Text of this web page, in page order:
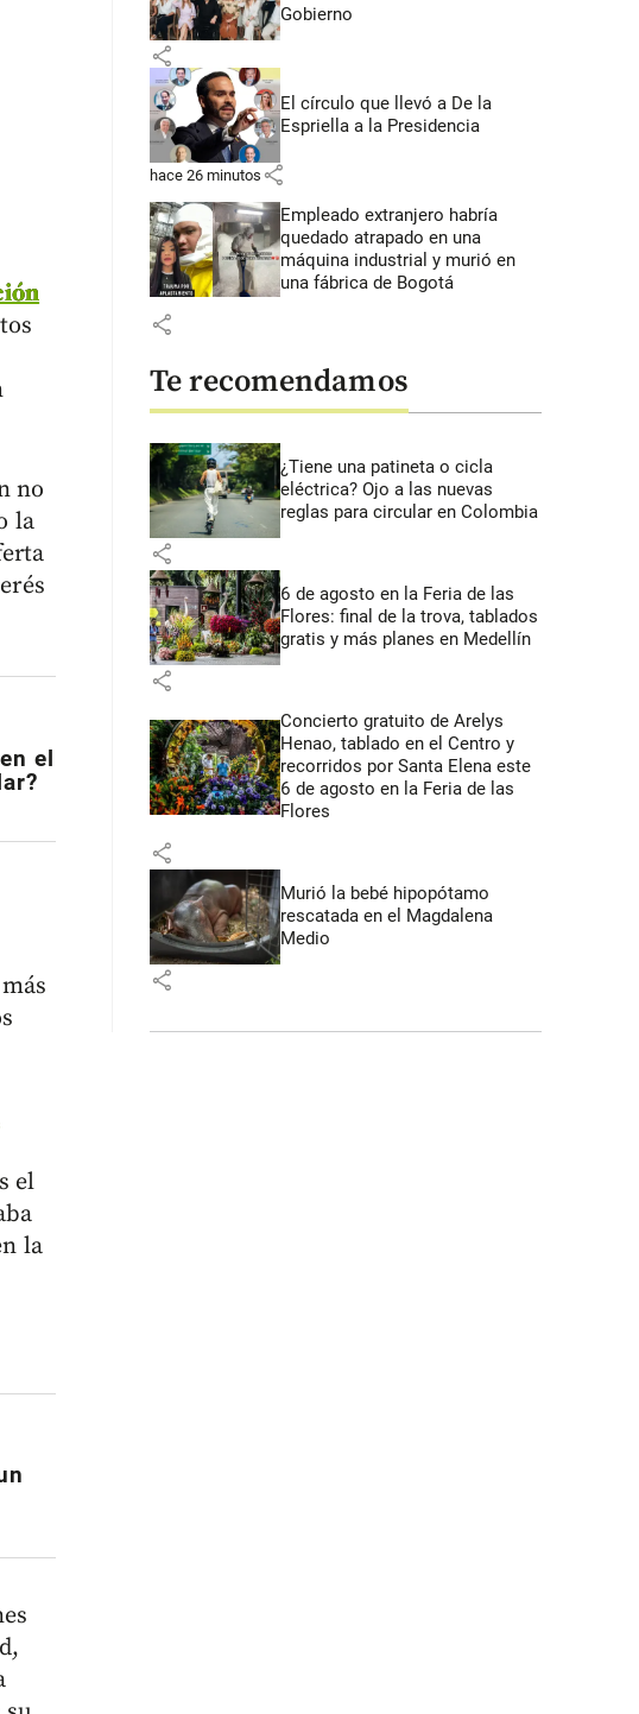
no
la
el
el
la
Gobierno
share
El círculo que llevó a De la
Espriella a la Presidencia
hace 26 minutos share
Empleado extranjero habría
quedado atrapado en una
máquina industrial y murió en
una fábrica de Bogotá
share
Te recomendamos
¿Tiene una patineta o cicla
eléctrica? Ojo a las nuevas
reglas para circular en Colombia
share
6 de agosto en la Feria de las
Flores: final de la trova, tablados
gratis y más planes en Medellín
share
Concierto gratuito de Arelys
Henao, tablado en el Centro y
recorridos por Santa Elena este
6 de agosto en la Feria de las
Flores
share
Murió la bebé hipopótamo
rescatada en el Magdalena
Medio
share